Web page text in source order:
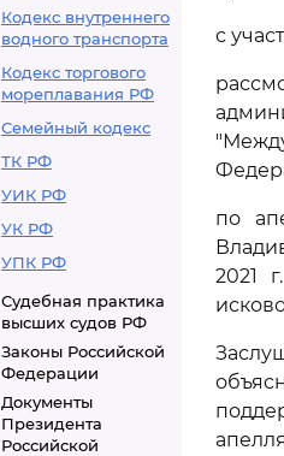
Кодекс внутреннего
водного транспорта
Кодекс торгового
мореплавания РФ
Семейный кодекс
ТК РФ
УИК РФ
УК РФ
УПК РФ
Судебная практика
высших судов РФ
Законы Российской
Федерации
Документы
Президента
Российской
с
по
2021